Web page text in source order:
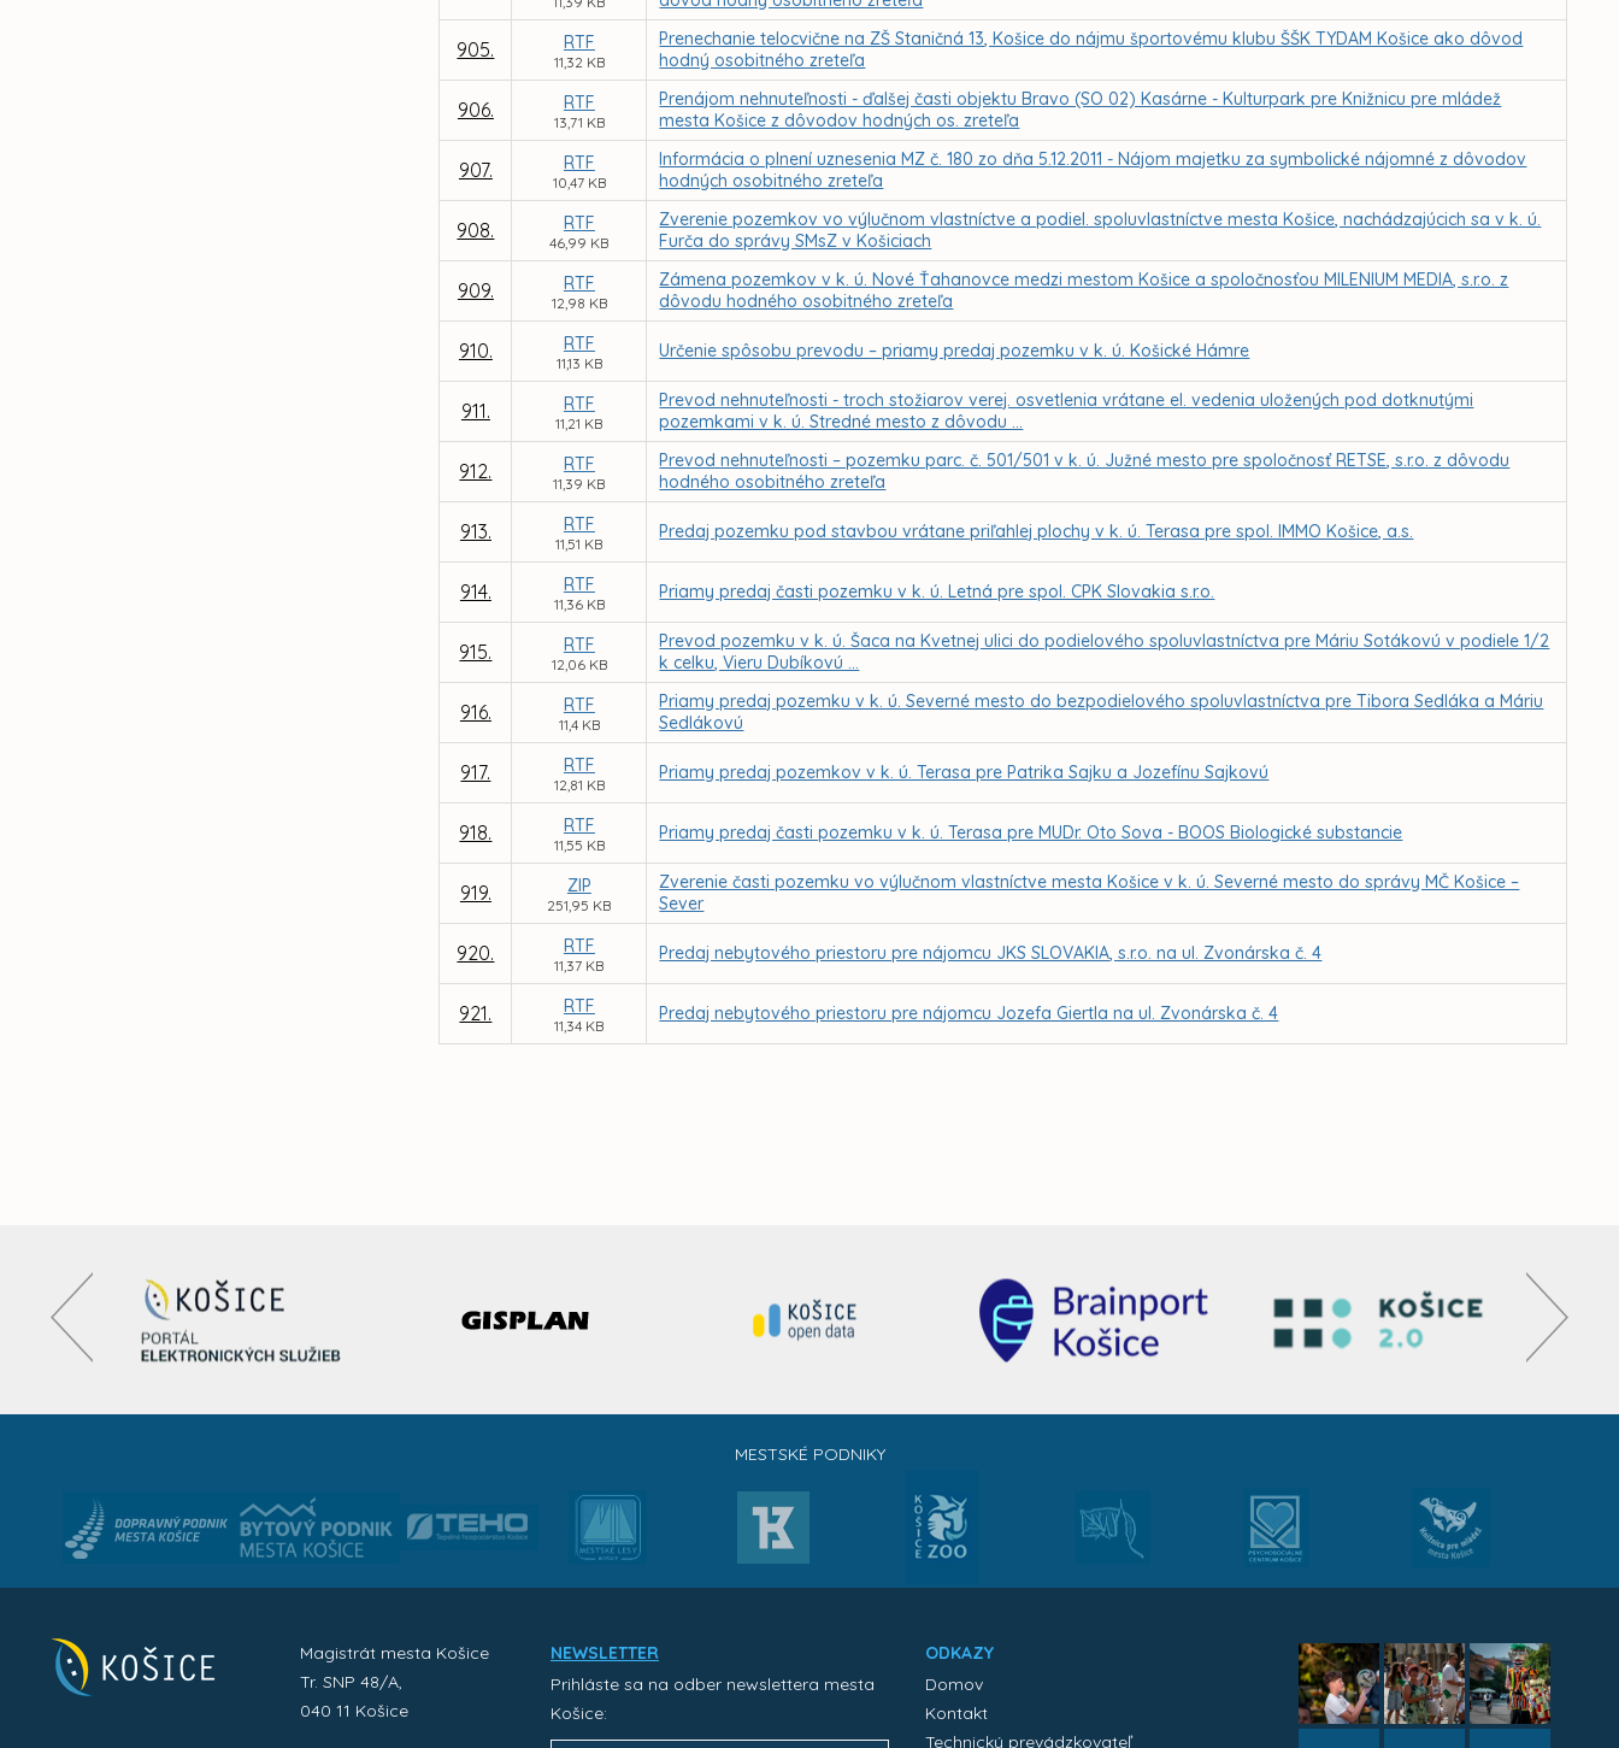
905. RTF
11,32 KB
Prenechanie telocvične na ZŠ Staničná 13, Košice do nájmu športovému klubu ŠŠK TYDAM Košice ako dôvod
hodný osobitného zreteľa
906. RTF
13,71 KB
Prenájom nehnuteľnosti - ďalšej časti objektu Bravo (SO 02) Kasárne - Kulturpark pre Knižnicu pre mládež
mesta Košice z dôvodov hodných os. zreteľa
907. RTF
10,47 KB
Informácia o plnení uznesenia MZ č. 180 zo dňa 5.12.2011 - Nájom majetku za symbolické nájomné z dôvodov
hodných osobitného zreteľa
908. RTF
46,99 KB
Zverenie pozemkov vo výlučnom vlastníctve a podiel. spoluvlastníctve mesta Košice, nachádzajúcich sa v k. ú.
Furča do správy SMsZ v Košiciach
909. RTF
12,98 KB
Zámena pozemkov v k. ú. Nové Ťahanovce medzi mestom Košice a spoločnosťou MILENIUM MEDIA, s.r.o. z
dôvodu hodného osobitného zreteľa
910. RTF
11,13 KB
Určenie spôsobu prevodu – priamy predaj pozemku v k. ú. Košické Hámre
911. RTF
11,21 KB
Prevod nehnuteľnosti - troch stožiarov verej. osvetlenia vrátane el. vedenia uložených pod dotknutými
pozemkami v k. ú. Stredné mesto z dôvodu ...
912. RTF
11,39 KB
Prevod nehnuteľnosti – pozemku parc. č. 501/501 v k. ú. Južné mesto pre spoločnosť RETSE, s.r.o. z dôvodu
hodného osobitného zreteľa
913. RTF
11,51 KB
Predaj pozemku pod stavbou vrátane priľahlej plochy v k. ú. Terasa pre spol. IMMO Košice, a.s.
914. RTF
11,36 KB
Priamy predaj časti pozemku v k. ú. Letná pre spol. CPK Slovakia s.r.o.
915. RTF
12,06 KB
Prevod pozemku v k. ú. Šaca na Kvetnej ulici do podielového spoluvlastníctva pre Máriu Sotákovú v podiele 1/2
k celku, Vieru Dubíkovú ...
916. RTF
11,4 KB
Priamy predaj pozemku v k. ú. Severné mesto do bezpodielového spoluvlastníctva pre Tibora Sedláka a Máriu
Sedlákovú
917. RTF
12,81 KB
Priamy predaj pozemkov v k. ú. Terasa pre Patrika Sajku a Jozefínu Sajkovú
918. RTF
11,55 KB
Priamy predaj časti pozemku v k. ú. Terasa pre MUDr. Oto Sova - BOOS Biologické substancie
919. ZIP
251,95 KB
Zverenie časti pozemku vo výlučnom vlastníctve mesta Košice v k. ú. Severné mesto do správy MČ Košice –
Sever
920. RTF
11,37 KB
Predaj nebytového priestoru pre nájomcu JKS SLOVAKIA, s.r.o. na ul. Zvonárska č. 4
921. RTF
11,34 KB
Predaj nebytového priestoru pre nájomcu Jozefa Giertla na ul. Zvonárska č. 4
MESTSKÉ PODNIKY
Magistrát mesta Košice
Tr. SNP 48/A,
040 11 Košice
NEWSLETTER
Prihláste sa na odber newslettera mesta
Košice:
ODKAZY
Domov
Kontakt
Technický prevádzkovateľ